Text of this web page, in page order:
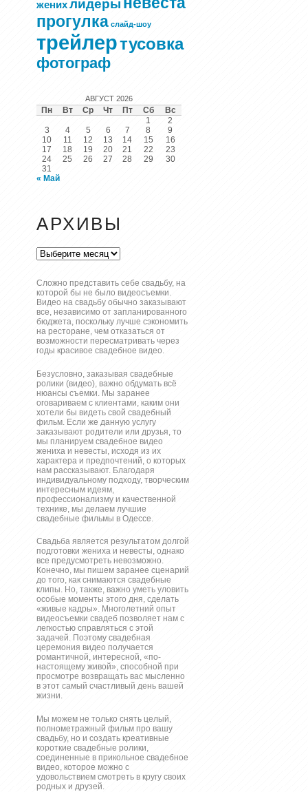
женихлидеры
прогулка слайд-шоу
трейлертусовка
фотограф
АВГУСТ 2026
Пн Вт Ср Чт Пт Сб
Вс
1
2
3
4 5 6 7 8
9
10
11 12 13 14 15
16
17
18 19 20 21 22
23
24
25 26 27 28 29
30
31
« Май
АРХИВЫ
Архивы
Сложно представить себе свадьбу, на
которой бы не было видеосъемки.
Видео на свадьбу обычно заказывают
все, независимо от запланированного
бюджета, поскольку лучше сэкономить
на ресторане, чем отказаться от
возможности пересматривать через
годы красивое свадебное видео.
Безусловно, заказывая свадебные
ролики (видео), важно обдумать всё
нюансы съемки. Мы заранее
оговариваем с клиентами, каким они
хотели бы видеть свой свадебный
фильм. Если же данную услугу
заказывают родители или друзья, то
мы планируем свадебное видео
жениха и невесты, исходя из их
характера и предпочтений, о которых
нам рассказывают. Благодаря
индивидуальному подходу, творческим
интересным идеям,
профессионализму и качественной
технике, мы делаем лучшие
свадебные фильмы в Одессе.
Свадьба является результатом долгой
подготовки жениха и невесты, однако
все предусмотреть невозможно.
Конечно, мы пишем заранее сценарий
до того, как снимаются свадебные
клипы. Но, также, важно уметь уловить
особые моменты этого дня, сделать
«живые кадры». Многолетний опыт
видеосъемки свадеб позволяет нам с
легкостью справляться с этой
задачей. Поэтому свадебная
церемония видео получается
романтичной, интересной, «по-
настоящему живой», способной при
просмотре возвращать вас мысленно
в этот самый счастливый день вашей
жизни.
Мы можем не только снять целый,
полнометражный фильм про вашу
свадьбу, но и создать креативные
короткие свадебные ролики,
соединенные в прикольное свадебное
видео, которое можно с
удовольствием смотреть в кругу своих
родных и друзей.